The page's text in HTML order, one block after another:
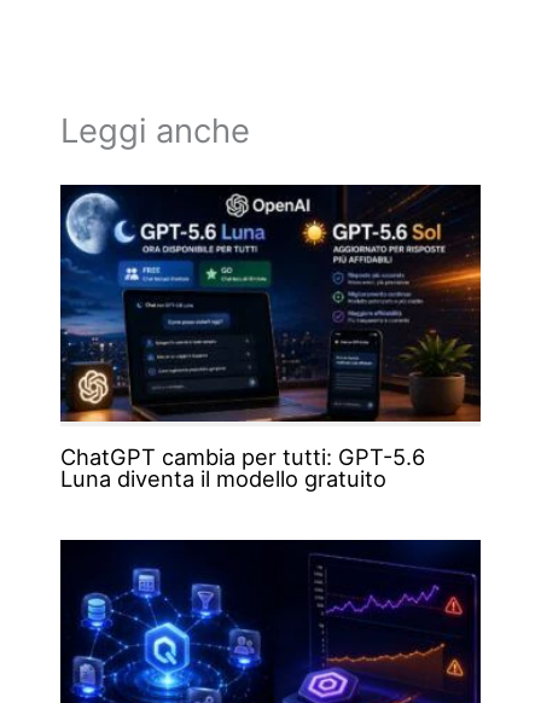
Leggi anche
ChatGPT cambia per tutti: GPT-5.6
Luna diventa il modello gratuito